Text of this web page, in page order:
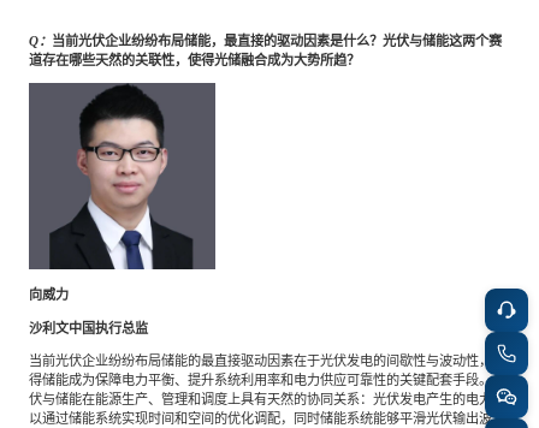
Q： 当前光伏企业纷纷布局储能，最直接的驱动因素是什么？光伏与储能这两个赛
道存在哪些天然的关联性，使得光储融合成为大势所趋？
向威力
沙利文中国执行总监
当前光伏企业纷纷布局储能的最直接驱动因素在于光伏发电的间歇性与波动性，使
得储能成为保障电力平衡、提升系统利用率和电力供应可靠性的关键配套手段。光
伏与储能在能源生产、管理和调度上具有天然的协同关系：光伏发电产生的电力可
以通过储能系统实现时间和空间的优化调配，同时储能系统能够平滑光伏输出波